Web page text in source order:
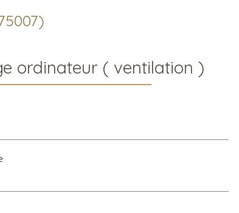
ordinateur ( ventilation )